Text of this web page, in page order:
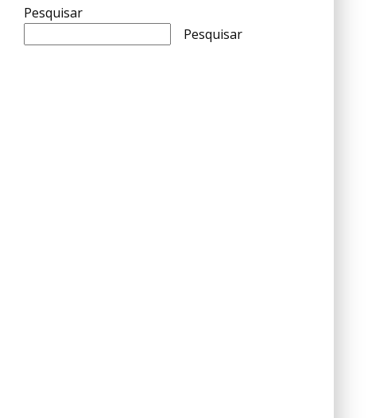
Pesquisar
Pesquisar